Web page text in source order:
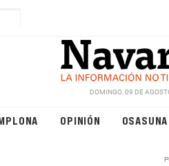
DOMINGO, 09 DE
OPINIÓN OSASUNA